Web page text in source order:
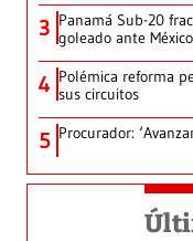
3 Panamá Sub-20
goleado ante México
4 Polémica reforma
sus circuitos
5 Procurador: